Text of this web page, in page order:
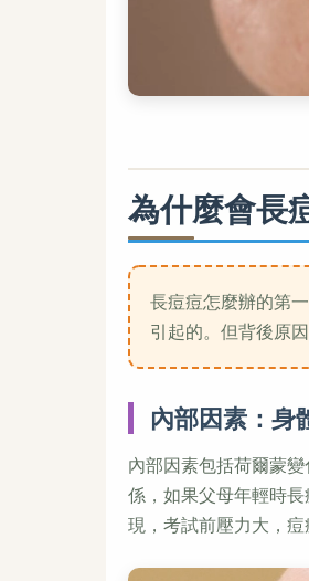
為什麼會長
長痘痘怎麼辦的第
引起的。但背後原
內部因素：身
內部因素包括荷爾蒙
係，如果父母年輕時
現，考試前壓力大，痘